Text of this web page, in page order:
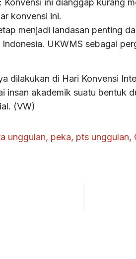
konvensi ini.
menjadi landasan penting
UKWMS sebagai
dilakukan di Hari Konvensi
insan akademik suatu bentuk
(VW)
unggulan, peka, pts unggulan,